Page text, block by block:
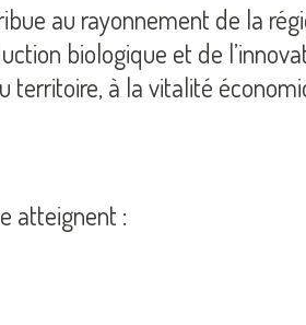
au rayonnement de la
biologique et de
à la vitalité
atteignent :